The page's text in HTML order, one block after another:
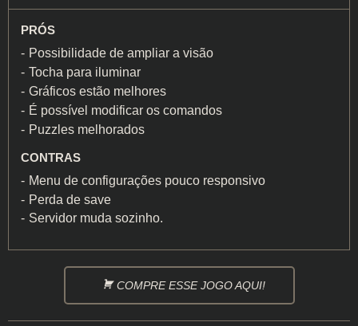
PRÓS
Possibilidade de ampliar a visão
Tocha para iluminar
Gráficos estão melhores
É possível modificar os comandos
Puzzles melhorados
CONTRAS
Menu de configurações pouco responsivo
Perda de save
Servidor muda sozinho.
COMPRE ESSE JOGO AQUI!